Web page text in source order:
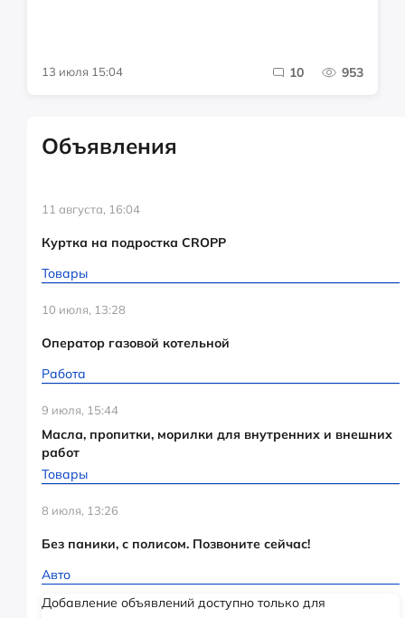
13 июля 15:04 10 953
Объявления
11 августа, 16:04
Куртка на подростка CROPP
Товары
10 июля, 13:28
Оператор газовой котельной
Работа
9 июля, 15:44
Масла, пропитки, морилки для внутренних и внешних
работ
Товары
8 июля, 13:26
Без паники, с полисом. Позвоните сейчас!
Авто
Добавление объявлений доступно только для